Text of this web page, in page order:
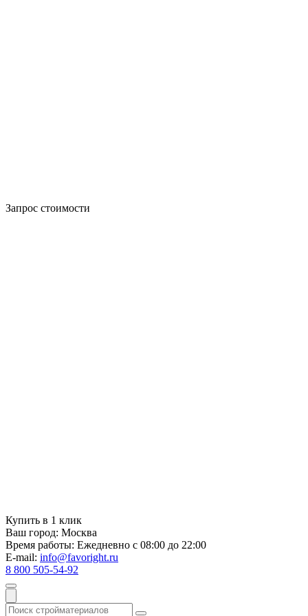
Запрос стоимости
Купить в 1 клик
Ваш город: Москва
Время работы: Ежедневно с 08:00 до 22:00
E-mail: info@favoright.ru
8 800 505-54-92